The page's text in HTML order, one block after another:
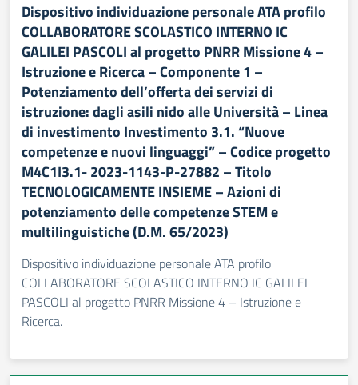
Dispositivo individuazione personale ATA profilo
COLLABORATORE SCOLASTICO INTERNO IC
GALILEI PASCOLI al progetto PNRR Missione 4 –
Istruzione e Ricerca – Componente 1 –
Potenziamento dell’offerta dei servizi di
istruzione: dagli asili nido alle Università – Linea
di investimento Investimento 3.1. “Nuove
competenze e nuovi linguaggi” – Codice progetto
M4C1I3.1- 2023-1143-P-27882 – Titolo
TECNOLOGICAMENTE INSIEME – Azioni di
potenziamento delle competenze STEM e
multilinguistiche (D.M. 65/2023)
Dispositivo individuazione personale ATA profilo
COLLABORATORE SCOLASTICO INTERNO IC GALILEI
PASCOLI al progetto PNRR Missione 4 – Istruzione e
Ricerca.